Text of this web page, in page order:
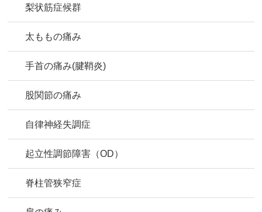
梨状筋症候群
太ももの痛み
手首の痛み(腱鞘炎)
股関節の痛み
自律神経失調症
起立性調節障害（OD）
脊柱管狭窄症